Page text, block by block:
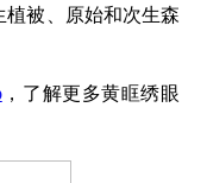
被、原始和次生森
，了解更多黄眶绣眼